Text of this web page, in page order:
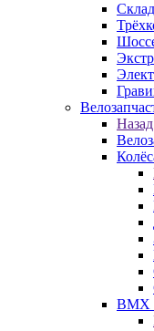
Назад
BMX